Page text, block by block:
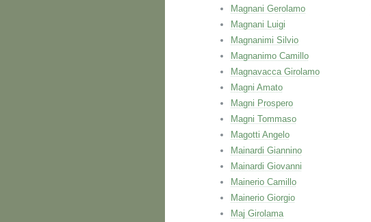
Magnani Gerolamo
Magnani Luigi
Magnanimi Silvio
Magnanimo Camillo
Magnavacca Girolamo
Magni Amato
Magni Prospero
Magni Tommaso
Magotti Angelo
Mainardi Giannino
Mainardi Giovanni
Mainerio Camillo
Mainerio Giorgio
Maj Girolama